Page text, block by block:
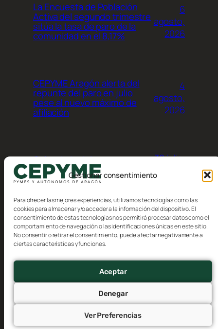
Gestionar consentimiento
Para ofrecer las mejores experiencias, utilizamos tecnologías como las
cookies para almacenar y/o acceder a la información del dispositivo. El
consentimiento de estas tecnologías nos permitirá procesar datos como el
comportamiento de navegación o las identificaciones únicas en este sitio.
No consentir o retirar el consentimiento, puede afectar negativamente a
ciertas características y funciones.
Aceptar
Denegar
Ver Preferencias
La Encuesta de Población
Activa del segundo trimestre
sitúa la tasa de paro de la
comunidad en el 8,17%
6
agosto,
2026
CEPYME Aragón alerta del
repunte del paro en julio
pese al nuevo máximo de
afiliación
4
agosto,
2026
Calendario del
contribuyente, Agosto 2026
30 julio,
Autores
Eventos
Diseñado con